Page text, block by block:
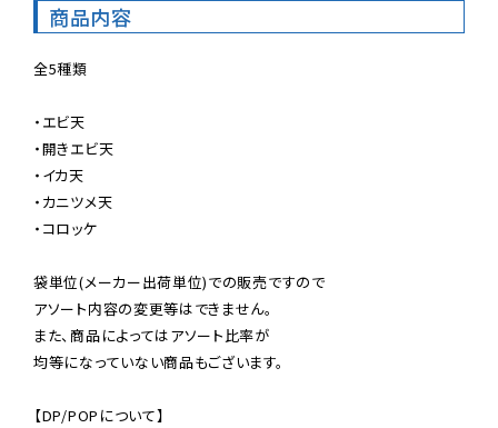
商品内容
全5種類
・エビ天
・開きエビ天
・イカ天
・カニツメ天
・コロッケ
袋単位(メーカー出荷単位)での販売ですので
アソート内容の変更等はできません。
また、商品によってはアソート比率が
均等になっていない商品もございます。
【DP/POPについて】